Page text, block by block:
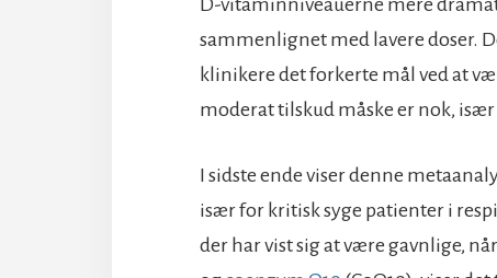
D-vitaminniveauerne mere
sammenlignet med lavere doser.
klinikere det forkerte mål ved at
moderat tilskud måske er nok,
I sidste ende viser denne
især for kritisk syge patienter i
der har vist sig at være gavnlige,